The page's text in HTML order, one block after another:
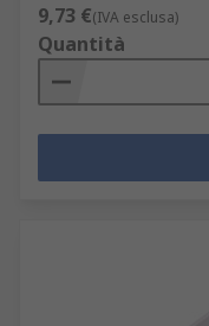
9,73 €(IVA esclusa)
Quantità